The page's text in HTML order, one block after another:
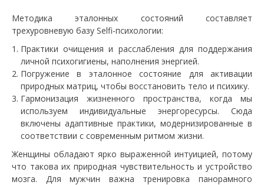
Методика эталонных состояний составляет
трехуровневую базу Selfi-психологии:
Практики очищения и расслабления для поддержания
личной психогигиены, наполнения энергией.
Погружение в эталонное состояние для активации
природных матриц, чтобы восстановить тело и психику.
Гармонизация жизненного пространства, когда мы
используем индивидуальные энергоресурсы. Сюда
включены адаптивные практики, модернизированные в
соответствии с современным ритмом жизни.
Женщины обладают ярко выраженной интуицией, потому
что такова их природная чувствительность и устройство
мозга. Для мужчин важна тренировка панорамного